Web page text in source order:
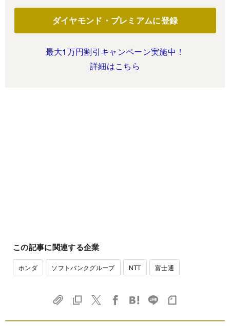
ダイヤモンド・プレミアムに登録
最大1万円割引キャンペーン実施中！
詳細はこちら
この記事に関連する企業
ホンダ ソフトバンクグループ NTT 富士通